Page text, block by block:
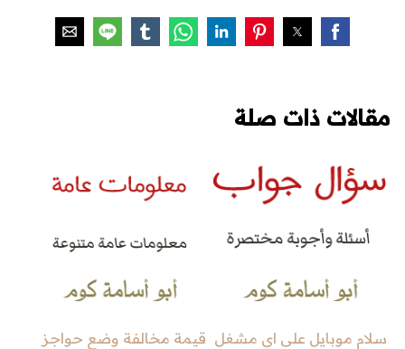
مقالات ذات صلة
سلام موبايل على اي مشغل قيمة مخالفة وضع حواجز